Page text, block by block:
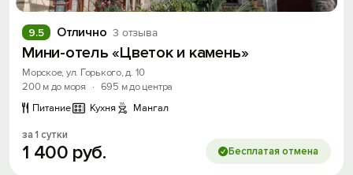
Отлично 3 отзыва
9.5
Мини-отель «Цветок и камень»
Морское, ул. Горького, д. 10
200 м до моря
· 695 м до центра
Питание
Кухня Мангал
за 1 сутки
1 400 руб. Бесплатая отмена